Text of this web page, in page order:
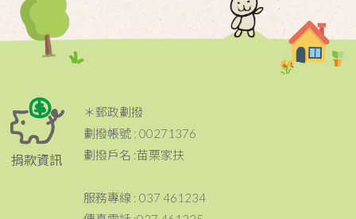
捐款資訊
＊郵政劃撥
劃撥帳號 : 00271376
劃撥戶名 :苗栗家扶
服務專線 : 037 461234